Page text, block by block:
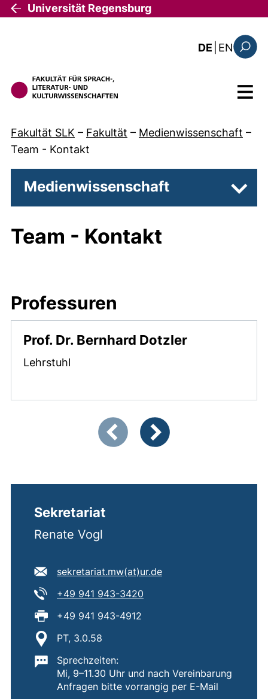
Direkt zum Inhalt
Universität Regensburg
DE EN: this
Menü
Fakultät SLK – Fakultät – Medienwissenschaft –
Team - Kontakt
Medienwissenschaft
Team - Kontakt
Professuren
Prof. Dr. Bernhard Dotzler
Lehrstuhl
Zeigt Folie 1 von 4
Sekretariat
Renate Vogl
E-Mail Adresse:
sekretariat.mw​(at)​ur.de(öffnet Ihr E-Mail-
Tel:
+49 941 943-3420
Fax:
+49 941 943-4912
Standort:
PT, 3.0.58
Wichtige Informationen:
Sprechzeiten:
Mi, 9–11.30 Uhr und nach Vereinbarung
Anfragen bitte vorrangig per E-Mail